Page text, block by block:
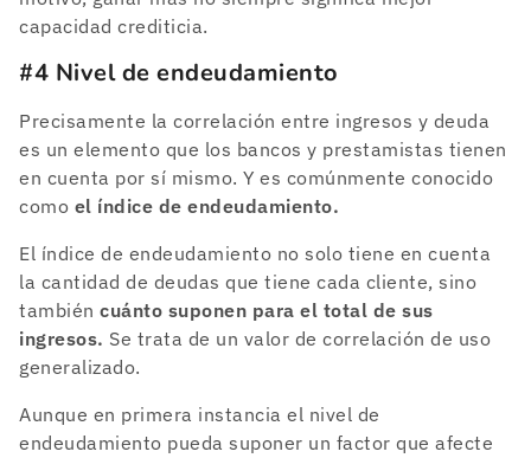
capacidad crediticia.
#4 Nivel de endeudamiento
Precisamente la correlación entre ingresos y deuda
es un elemento que los bancos y prestamistas tienen
en cuenta por sí mismo. Y es comúnmente conocido
como el índice de endeudamiento.
El índice de endeudamiento no solo tiene en cuenta
la cantidad de deudas que tiene cada cliente, sino
también cuánto suponen para el total de sus
ingresos. Se trata de un valor de correlación de uso
generalizado.
Aunque en primera instancia el nivel de
endeudamiento pueda suponer un factor que afecte